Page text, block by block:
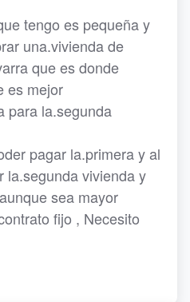
tengo es pequeña y
una.vivienda de
que es donde
es mejor
para la.segunda
pagar la.primera y al
la.segunda vivienda y
sea mayor
fijo , Necesito